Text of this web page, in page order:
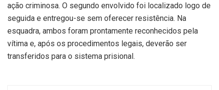
ação criminosa. O segundo envolvido foi localizado logo de
seguida e entregou-se sem oferecer resistência. Na
esquadra, ambos foram prontamente reconhecidos pela
vítima e, após os procedimentos legais, deverão ser
transferidos para o sistema prisional.